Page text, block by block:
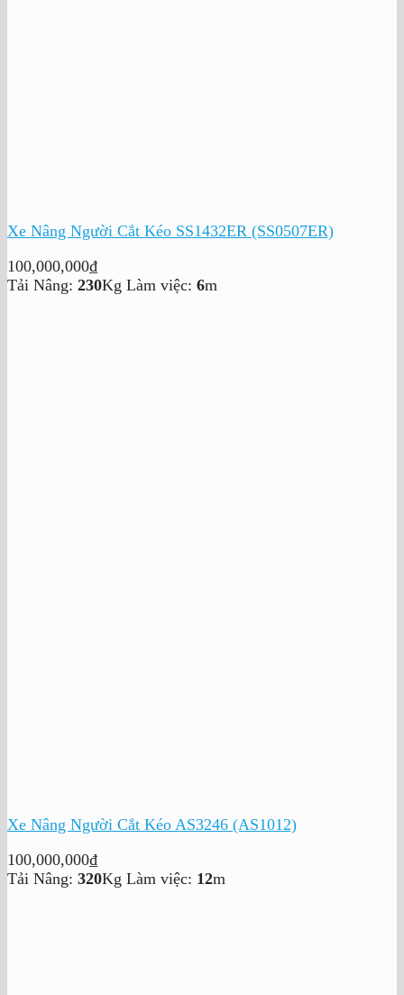
Xe Nâng Người Cắt Kéo SS1432ER (SS0507ER)
100,000,000₫
Tải Nâng: 230Kg Làm việc: 6m
Xe Nâng Người Cắt Kéo AS3246 (AS1012)
100,000,000₫
Tải Nâng: 320Kg Làm việc: 12m